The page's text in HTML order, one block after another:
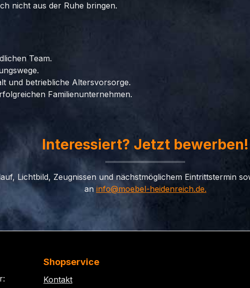
nicht aus der Ruhe bringen.
Team.
und betriebliche Altersvorsorge.
Familienunternehmen.
Interessiert? Jetzt bewerben!
Lichtbild, Zeugnissen und nächstmöglichem Eintrittstermin
an info@moebel-heidenreich.de.
Shopservice
Kontakt